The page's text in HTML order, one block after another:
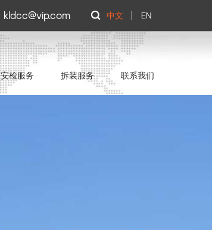
kldcc@vip.com 中文 EN
安检服务 拆装服务 联系我们